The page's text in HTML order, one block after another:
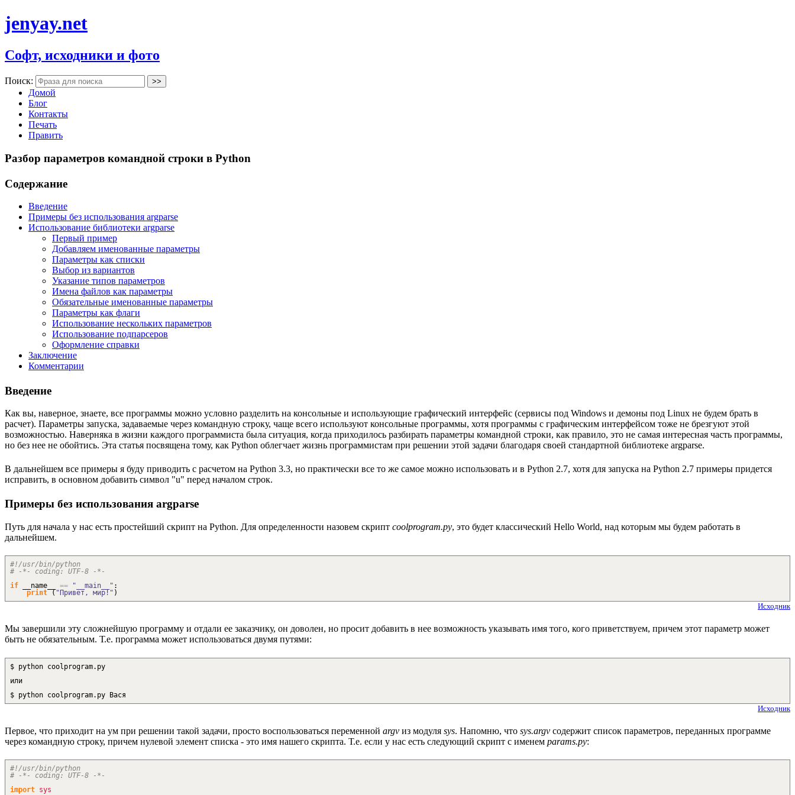
jenyay.net
Софт, исходники и фото
Поиск:
Домой
Блог
Контакты
Печать
Править
Разбор параметров командной строки в Python
Содержание
Введение
Примеры без использования argparse
Использование библиотеки argparse
Первый пример
Добавляем именованные параметры
Параметры как списки
Выбор из вариантов
Указание типов параметров
Имена файлов как параметры
Обязательные именованные параметры
Параметры как флаги
Использование нескольких параметров
Использование подпарсеров
Оформление справки
Заключение
Комментарии
Введение
Как вы, наверное, знаете, все программы можно условно разделить на консольные и использующие графический интерфейс (сервисы под Windows и демоны под Linux не будем брать в
расчет). Параметры запуска, задаваемые через командную строку, чаще всего используют консольные программы, хотя программы с графическим интерфейсом тоже не брезгуют этой
возможностью. Наверняка в жизни каждого программиста была ситуация, когда приходилось разбирать параметры командной строки, как правило, это не самая интересная часть программы,
но без нее не обойтись. Эта статья посвящена тому, как Python облегчает жизнь программистам при решении этой задачи благодаря своей стандартной библиотеке argparse.
В дальнейшем все примеры я буду приводить с расчетом на Python 3.3, но практически все то же самое можно использовать и в Python 2.7, хотя для запуска на Python 2.7 примеры придется
исправить, в основном добавить символ "u" перед началом строк.
Примеры без использования argparse
Путь для начала у нас есть простейший скрипт на Python. Для определенности назовем скрипт coolprogram.py, это будет классический Hello World, над которым мы будем работать в
дальнейшем.
#!/usr/bin/python
# -*- coding: UTF-8 -*-
if __name__ == "__main__" :
print
( "Привет, мир!" )
Исходник
Мы завершили эту сложнейшую программу и отдали ее заказчику, он доволен, но просит добавить в нее возможность указывать имя того, кого приветствуем, причем этот параметр может
быть не обязательным. Т.е. программа может использоваться двумя путями:
$ python coolprogram.py
или
$ python coolprogram.py Вася
Исходник
Первое, что приходит на ум при решении такой задачи, просто воспользоваться переменной argv из модуля sys. Напомню, что sys.argv содержит список параметров, переданных программе
через командную строку, причем нулевой элемент списка - это имя нашего скрипта. Т.е. если у нас есть следующий скрипт с именем params.py:
#!/usr/bin/python
# -*- coding: UTF-8 -*-
import sys